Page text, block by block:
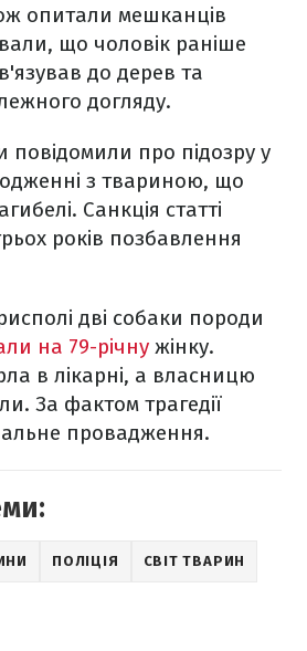
опитали мешканців
що чоловік раніше
до дерев та
догляду.
повідомили про підозру у
з твариною, що
Санкція статті
років позбавлення
дві собаки породи
на 79-річну жінку.
в лікарні, а власницю
За фактом трагедії
провадження.
ПОЛІЦІЯ СВІТ ТВАРИН